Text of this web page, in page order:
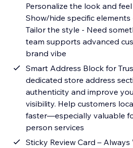
Personalize the look and
Show/hide specific
Tailor the style - Need
team supports advanced
brand vibe
Smart Address Block for
dedicated store address
authenticity and improve
visibility. Help customers
faster—especially valuable
person services
Sticky Review Card – Always